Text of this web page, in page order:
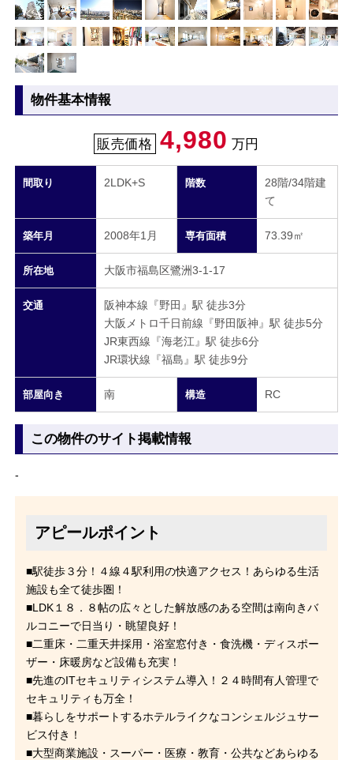
物件基本情報
販売価格 4,980 万円
間取り 2LDK+S 階数
28階/34階建
て
築年月 2008年1月 専有面積 73.39㎡
所在地 大阪市福島区鷺洲3-1-17
交通
阪神本線『野田』駅 徒歩3分
大阪メトロ千日前線『野田阪神』駅 徒歩5分
JR東西線『海老江』駅 徒歩6分
JR環状線『福島』駅 徒歩9分
部屋向き 南 構造 RC
この物件のサイト掲載情報
-
アピールポイント
■駅徒歩３分！４線４駅利用の快適アクセス！あらゆる生活
施設も全て徒歩圏！
■LDK１８．８帖の広々とした解放感のある空間は南向きバ
ルコニーで日当り・眺望良好！
■二重床・二重天井採用・浴室窓付き・食洗機・ディスポー
ザー・床暖房など設備も充実！
■先進のITセキュリティシステム導入！２４時間有人管理で
セキュリティも万全！
■暮らしをサポートするホテルライクなコンシェルジュサー
ビス付き！
■大型商業施設・スーパー・医療・教育・公共などあらゆる